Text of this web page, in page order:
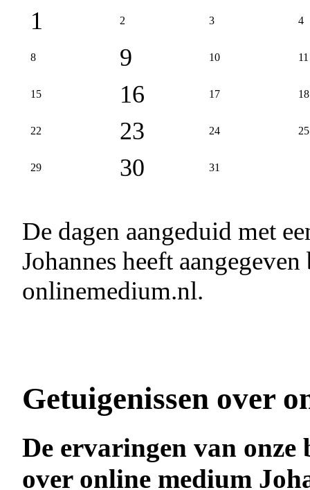
1 2 3 4
8 9 10 11
15 16 17 18
22 23 24 25
29 30 31
De dagen aangeduid met
Johannes heeft
onlinemedium.nl.
Getuigenissen over
De ervaringen van onze
over online medium